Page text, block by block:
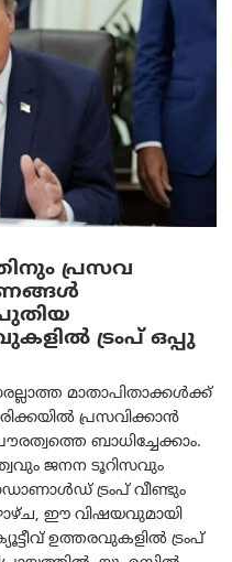
പ്രസവ
ട്രംപ് ഒപ്പു
മാതാപിതാക്കൾക്ക്
പ്രസവിക്കാൻ
ബാധിച്ചേക്കാം.
ജനന ടൂറിസവും
ട്രംപ് വീണ്ടും
ഈ വിഷയവുമായി
ഉത്തരവുകളിൽ ട്രംപ്